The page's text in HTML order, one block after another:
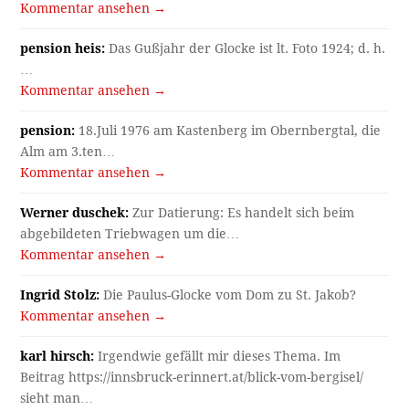
Kommentar ansehen →
pension heis: Das Gußjahr der Glocke ist lt. Foto 1924; d. h.
…
Kommentar ansehen →
pension: 18.Juli 1976 am Kastenberg im Obernbergtal, die
Alm am 3.ten…
Kommentar ansehen →
Werner duschek: Zur Datierung: Es handelt sich beim
abgebildeten Triebwagen um die…
Kommentar ansehen →
Ingrid Stolz: Die Paulus-Glocke vom Dom zu St. Jakob?
Kommentar ansehen →
karl hirsch: Irgendwie gefällt mir dieses Thema. Im
Beitrag https://innsbruck-erinnert.at/blick-vom-bergisel/
sieht man…